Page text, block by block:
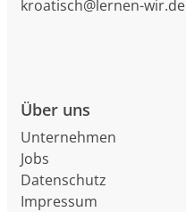
kroatisch@lernen-wir.de
Über uns
Unternehmen
Jobs
Datenschutz
Impressum